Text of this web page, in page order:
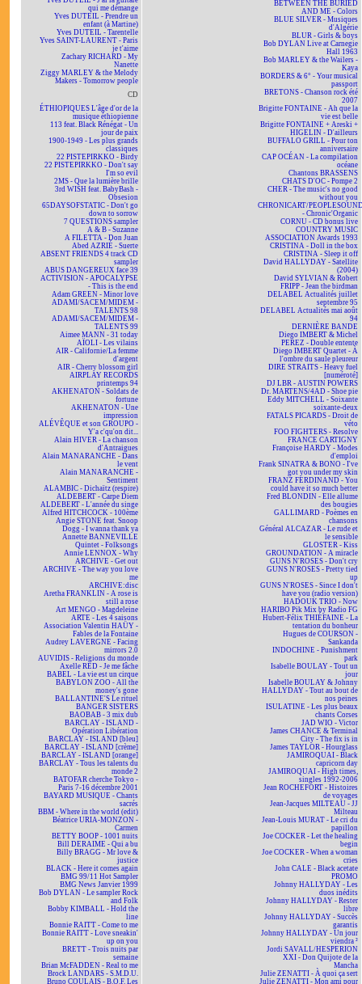
qui me démange
Yves DUTEIL - Prendre un
enfant (à Martine)
Yves DUTEIL - Tarentelle
Yves SAINT-LAURENT - Paris
je t'aime
Zachary RICHARD - My
Nanette
Ziggy MARLEY & the Melody
Makers - Tomorrow people
CD
ÉTHIOPIQUES L'âge d'or de la
musique éthiopienne
113 feat. Black Rénégat - Un
jour de paix
1900-1949 - Les plus grands
classiques
22 PISTEPIRKKO - Birdy
22 PISTEPIRKKO - Don't say
I'm so evil
2MS - Que la lumière brille
3rd WISH feat. BabyBash -
Obsesion
65DAYSOFSTATIC - Don't go
down to sorrow
7 QUESTIONS sampler
A & B - Suzanne
A FILETTA - Don Juan
Abed AZRIÉ - Suerte
ABSENT FRIENDS 4 track CD
sampler
ABUS DANGEREUX face 39
ACTIVISION - APOCALYPSE
- This is the end
Adam GREEN - Minor love
ADAMI/SACEM/MIDEM -
TALENTS 98
ADAMI/SACEM/MIDEM -
TALENTS 99
Aimee MANN - 31 today
AÏOLI - Les vilains
AIR - Californie/La femme
d'argent
AIR - Cherry blossom girl
AIRPLAY RECORDS
printemps 94
AKHENATON - Soldats de
fortune
AKHENATON - Une
impression
ALÉVÊQUE et son GROUPO -
Y'a c'qu'on dit...
Alain HIVER - La chanson
d'Antraigues
Alain MANARANCHE - Dans
le vent
Alain MANARANCHE -
Sentiment
ALAMBIC - Dichaïtz (respire)
ALDEBERT - Carpe Diem
ALDEBERT - L'année du singe
Alfred HITCHCOCK - 100ème
Angie STONE feat. Snoop
Dogg - I wanna thank ya
Annette BANNEVILLE
Quintet - Folksongs
Annie LENNOX - Why
ARCHIVE - Get out
ARCHIVE - The way you love
me
ARCHIVE:disc
Aretha FRANKLIN - A rose is
still a rose
Art MENGO - Magdeleine
ARTE - Les 4 saisons
Association Valentin HAÜY -
Fables de la Fontaine
Audrey LAVERGNE - Facing
mirrors 2.0
AUVIDIS - Religions du monde
Axelle RED - Je me fâche
BABEL - La vie est un cirque
BABYLON ZOO - All the
money's gone
BALLANTINE'S Le rituel
BANGER SISTERS
BAOBAB - 3 mix dub
BARCLAY - ISLAND -
Opération Libération
BARCLAY - ISLAND [bleu]
BARCLAY - ISLAND [crème]
BARCLAY - ISLAND [orange]
BARCLAY - Tous les talents du
monde 2
BATOFAR cherche Tokyo -
Paris 7-16 décembre 2001
BAYARD MUSIQUE - Chants
sacrés
BBM - Where in the world (edit)
Béatrice URIA-MONZON -
Carmen
BETTY BOOP - 1001 nuits
Bill DERAIME - Qui a bu
Billy BRAGG - Mr love &
justice
BLACK - Here it comes again
BMG 99/11 Hot Sampler
BMG News Janvier 1999
Bob DYLAN - Le sampler Rock
and Folk
Bobby KIMBALL - Hold the
line
Bonnie RAITT - Come to me
Bonnie RAITT - Love sneakin'
up on you
BRETT - Trois nuits par
semaine
Brian McFADDEN - Real to me
Brock LANDARS - S.M.D.U.
Bruno COULAIS - B.O.F. Les
BETWEEN THE BURIED
AND ME - Colors
BLUE SILVER - Musiques
d'Algérie
BLUR - Girls & boys
Bob DYLAN Live at Carnegie
Hall 1963
Bob MARLEY & the Wailers -
Kaya
BORDERS & 6° - Your musical
passport
BRETONS - Chanson rock été
2007
Brigitte FONTAINE - Ah que la
vie est belle
Brigitte FONTAINE + Areski +
HIGELIN - D'ailleurs
BUFFALO GRILL - Pour ton
anniversaire
CAP OCÉAN - La compilation
océane
Chantons BRASSENS
CHATS D'OC - Pompe 2
CHER - The music's no good
without you
CHRONICART/
- Chronic'Organic
CORNU - CD bonus live
COUNTRY MUSIC
ASSOCIATION Awards 1993
CRISTINA - Doll in the box
CRISTINA - Sleep it off
David HALLYDAY - Satellite
(2004)
David SYLVIAN & Robert
FRIPP - Jean the birdman
DELABEL Actualités juillet
septembre 95
DELABEL Actualités mai août
94
DERNIÈRE BANDE
Diego IMBERT & Michel
PEREZ - Double entente
Diego IMBERT Quartet - À
l'ombre du saule pleureur
DIRE STRAITS - Heavy fuel
[numéroté]
DJ LBR - AUSTIN POWERS
Dr. MARTENS/4AD - Shoe pie
Eddy MITCHELL - Soixante
soixante-deux
FATALS PICARDS - Droit de
véto
FOO FIGHTERS - Resolve
FRANCE CARTIGNY
Françoise HARDY - Modes
d'emploi
Frank SINATRA & BONO - I've
got you under my skin
FRANZ FERDINAND - You
could have it so much better
Fred BLONDIN - Elle allume
des bougies
GALLIMARD - Poèmes en
chansons
Général ALCAZAR - Le rude et
le sensible
GLOSTER - Kiss
GROUNDATION - A miracle
GUNS N'ROSES - Don't cry
GUNS N'ROSES - Pretty tied
up
GUNS N'ROSES - Since I don't
have you (radio version)
HADOUK TRIO - Now
HARIBO Pik Mix by Radio FG
Hubert-Félix THIÉFAINE - La
tentation du bonheur
Hugues de COURSON -
Sankanda
INDOCHINE - Punishment
park
Isabelle BOULAY - Tout un
jour
Isabelle BOULAY & Johnny
HALLYDAY - Tout au bout de
nos peines
ISULATINE - Les plus beaux
chants Corses
JAD WIO - Victor
James CHANCE & Terminal
City - The fix is in
James TAYLOR - Hourglass
JAMIROQUAI - Black
capricorn day
JAMIROQUAI - High times,
singles 1992-2006
Jean ROCHEFORT - Histoires
de voyages
Jean-Jacques MILTEAU - JJ
Milteau
Jean-Louis MURAT - Le cri du
papillon
Joe COCKER - Let the healing
begin
Joe COCKER - When a woman
cries
John CALE - Black acetate
PROMO
Johnny HALLYDAY - Les
duos inédits
Johnny HALLYDAY - Rester
libre
Johnny HALLYDAY - Succès
garantis
Johnny HALLYDAY - Un jour
viendra ²
Jordi SAVALL/HESPERION
XXI - Don Quijote de la
Mancha
Julie ZENATTI - À quoi ça sert
Julie ZENATTI - Mon ami pour